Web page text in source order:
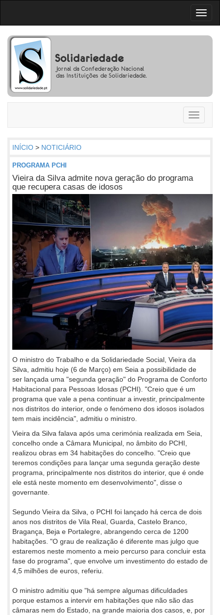
Toggle
INÍCIO > NOTICIÁRIO
PROGRAMA PCHI
Vieira da Silva admite nova geração do programa
que recupera casas de idosos
O ministro do Trabalho e da Solidariedade Social, Vieira da
Silva, admitiu hoje (6 de Março) em Seia a possibilidade de
ser lançada uma "segunda geração" do Programa de Conforto
Habitacional para Pessoas Idosas (PCHI). "Creio que é um
programa que vale a pena continuar a investir, principalmente
nos distritos do interior, onde o fenómeno dos idosos isolados
tem mais incidência", admitiu o ministro.
Vieira da Silva falava após uma cerimónia realizada em Seia,
concelho onde a Câmara Municipal, no âmbito do PCHI,
realizou obras em 34 habitações do concelho. "Creio que
teremos condições para lançar uma segunda geração deste
programa, principalmente nos distritos do interior, que é onde
ele está neste momento em desenvolvimento", disse o
governante.
Segundo Vieira da Silva, o PCHI foi lançado há cerca de dois
anos nos distritos de Vila Real, Guarda, Castelo Branco,
Bragança, Beja e Portalegre, abrangendo cerca de 1200
habitações. "O grau de realização é diferente mas julgo que
estaremos neste momento a meio percurso para concluir esta
fase do programa", que envolve um investimento do estado de
4,5 milhões de euros, referiu.
O ministro admitiu que "há sempre algumas dificuldades
porque estamos a intervir em habitações que não são das
câmaras nem do Estado, na grande maioria dos casos, e, por